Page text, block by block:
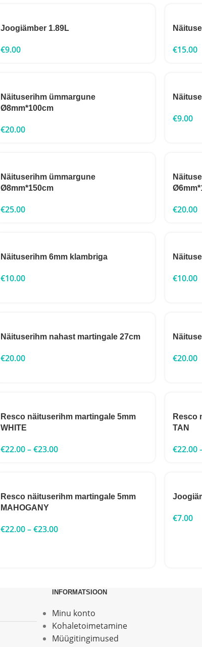
Joogiämber 1.89L
€9.00 €15.00
Näituserihm ümmargune
Ø8mm*100cm
€20.00
€9.00
Näituserihm ümmargune
Ø8mm*150cm
€25.00 €20.00
Näituserihm 6mm klambriga
€10.00 €10.00
Näituserihm nahast martingale 27cm
€20.00 €20.00
Resco näituserihm martingale 5mm
WHITE
€22.00–€23.00
Resco
TAN
€22.00
Resco näituserihm martingale 5mm
MAHOGANY
€22.00–€23.00
€7.00
INFORMATSIOON
Minu konto
Kohaletoimetamine
Müügitingimused